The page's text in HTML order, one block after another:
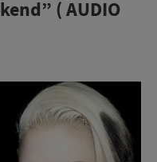
( AUDIO